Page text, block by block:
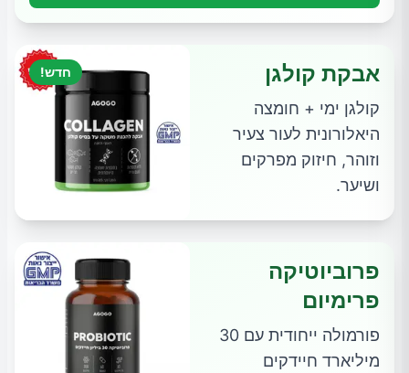
חדש! אבקת קולגן
קולגן ימי + חומצה
היאלורונית לעור צעיר
וזוהר, חיזוק מפרקים
ושיער.
פרוביוטיקה
פרימיום
פורמולה ייחודית עם 30
מיליארד חיידקים